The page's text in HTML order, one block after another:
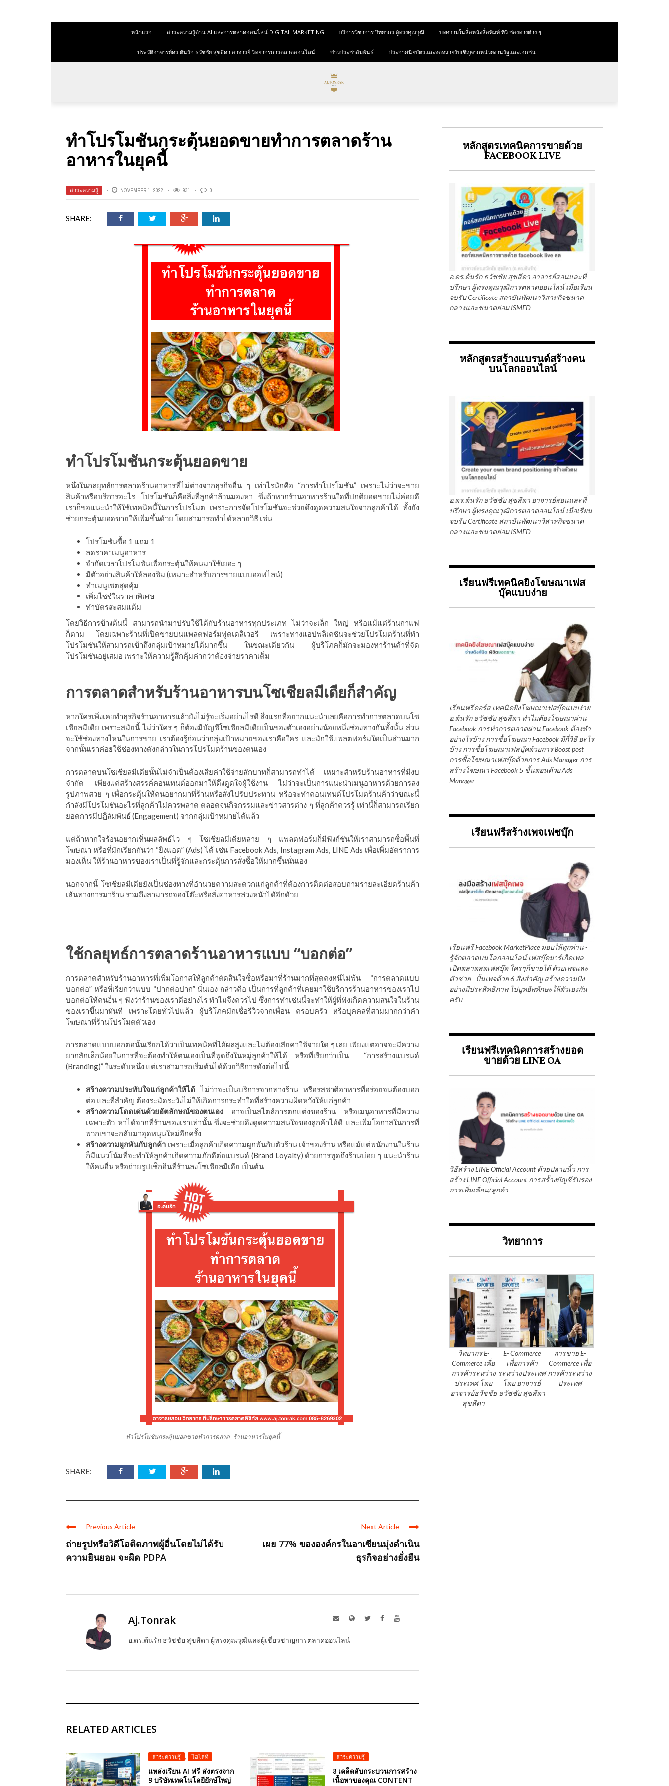
หน้าแรก สาระความรู้ด้าน AI และการตลาดออนไลน์ DIGITAL MARKETING บริการวิชาการ วิทยากร ผู้ทรงคุณวุฒิ บทความในสื่อหนังสื่อพิมพ์ ทีวี ช่องทางต่าง ๆ
ประวัติอาจารย์ดร.ต้นรัก ธวัชชัย สุขสีดา อาจารย์ วิทยากรการตลาดออนไลน์ ข่าวประชาสัมพันธ์ ประกาศนียบัตรและจดหมายรับเชิญจากหน่วยงานรัฐและเอกชน
ทำโปรโมชันกระตุ้นยอดขายทำการตลาดร้าน
อาหารในยุคนี้
สาระความรู้ NOVEMBER 1, 2022 931 0
SHARE:
ทำโปรโมชันกระตุ้นยอดขาย
หนึ่งในกลยุทธ์การตลาดร้านอาหารที่ไม่ต่างจากธุรกิจอื่น ๆ เท่าไรนักคือ “การทำโปรโมชัน” เพราะไม่ว่าจะขาย
สินค้าหรือบริการอะไร โปรโมชันก็คือสิ่งที่ลูกค้าล้วนมองหา ซึ่งถ้าหากร้านอาหารร้านใดที่ปกติยอดขายไม่ค่อยดี
เราก็ขอแนะนำให้ใช้เทคนิคนี้ในการโปรโมต เพราะการจัดโปรโมชันจะช่วยดึงดูดความสนใจจากลูกค้าได้ ทั้งยัง
ช่วยกระตุ้นยอดขายให้เพิ่มขึ้นด้วย โดยสามารถทำได้หลายวิธี เช่น
โปรโมชันซื้อ 1 แถม 1
ลดราคาเมนูอาหาร
จำกัดเวลาโปรโมชันเพื่อกระตุ้นให้คนมาใช้เยอะ ๆ
มีตัวอย่างสินค้าให้ลองชิม (เหมาะสำหรับการขายแบบออฟไลน์)
ทำเมนูเซตสุดคุ้ม
เพิ่มไซซ์ในราคาพิเศษ
ทำบัตรสะสมแต้ม
โดยวิธีการข้างต้นนี้ สามารถนำมาปรับใช้ได้กับร้านอาหารทุกประเภท ไม่ว่าจะเล็ก ใหญ่ หรือแม้แต่ร้านกาแฟ
ก็ตาม โดยเฉพาะร้านที่เปิดขายบนแพลตฟอร์มฟูดเดลิเวอรี เพราะทางแอปพลิเคชันจะช่วยโปรโมตร้านที่ทำ
โปรโมชันให้สามารถเข้าถึงกลุ่มเป้าหมายได้มากขึ้น ในขณะเดียวกัน ผู้บริโภคก็มักจะมองหาร้านค้าที่จัด
โปรโมชันอยู่เสมอ เพราะให้ความรู้สึกคุ้มค่ากว่าต้องจ่ายราคาเต็ม
การตลาดสำหรับร้านอาหารบนโซเชียลมีเดียก็สำคัญ
หากใครเพิ่งเคยทำธุรกิจร้านอาหารแล้วยังไม่รู้จะเริ่มอย่างไรดี สิ่งแรกที่อยากแนะนำเลยคือการทำการตลาดบนโซ
เชียลมีเดีย เพราะสมัยนี้ ไม่ว่าใคร ๆ ก็ต้องมีบัญชีโซเชียลมีเดียเป็นของตัวเองอย่างน้อยหนึ่งช่องทางกันทั้งนั้น ส่วน
จะใช้ช่องทางไหนในการขาย เราต้องรู้ก่อนว่ากลุ่มเป้าหมายของเราคือใคร และมักใช้แพลตฟอร์มใดเป็นส่วนมาก
จากนั้นเราค่อยใช้ช่องทางดังกล่าวในการโปรโมตร้านของตนเอง
การตลาดบนโซเชียลมีเดียนั้นไม่จำเป็นต้องเสียค่าใช้จ่ายสักบาทก็สามารถทำได้ เหมาะสำหรับร้านอาหารที่มีงบ
จำกัด เพียงแค่สร้างสรรค์คอนเทนต์ออกมาให้ดึงดูดใจผู้ใช้งาน ไม่ว่าจะเป็นการแนะนำเมนูอาหารด้วยการลง
รูปภาพสวย ๆ เพื่อกระตุ้นให้คนอยากมาที่ร้านหรือสั่งไปรับประทาน หรือจะทำคอนเทนต์โปรโมตร้านค้าว่าขณะนี้
กำลังมีโปรโมชันอะไรที่ลูกค้าไม่ควรพลาด ตลอดจนกิจกรรมและข่าวสารต่าง ๆ ที่ลูกค้าควรรู้ เท่านี้ก็สามารถเรียก
ยอดการมีปฏิสัมพันธ์ (Engagement) จากกลุ่มเป้าหมายได้แล้ว
แต่ถ้าหากใจร้อนอยากเห็นผลลัพธ์ไว ๆ โซเชียลมีเดียหลาย ๆ แพลตฟอร์มก็มีฟังก์ชันให้เราสามารถซื้อพื้นที่
โฆษณา หรือที่มักเรียกกันว่า “ยิงแอด” (Ads) ได้ เช่น Facebook Ads, Instagram Ads, LINE Ads เพื่อเพิ่มอัตราการ
มองเห็น ให้ร้านอาหารของเราเป็นที่รู้จักและกระตุ้นการสั่งซื้อให้มากขึ้นนั่นเอง
นอกจากนี้ โซเชียลมีเดียยังเป็นช่องทางที่อำนวยความสะดวกแก่ลูกค้าที่ต้องการติดต่อสอบถามรายละเอียดร้านค้า
เส้นทางการมาร้าน รวมถึงสามารถจองโต๊ะหรือสั่งอาหารล่วงหน้าได้อีกด้วย
ใช้กลยุทธ์การตลาดร้านอาหารแบบ “บอกต่อ”
การตลาดสำหรับร้านอาหารที่เพิ่มโอกาสให้ลูกค้าตัดสินใจซื้อหรือมาที่ร้านมากที่สุดคงหนีไม่พ้น “การตลาดแบบ
บอกต่อ” หรือที่เรียกว่าแบบ “ปากต่อปาก” นั่นเอง กล่าวคือ เป็นการที่ลูกค้าที่เคยมาใช้บริการร้านอาหารของเราไป
บอกต่อให้คนอื่น ๆ ฟังว่าร้านของเราดีอย่างไร ทำไมจึงควรไป ซึ่งการทำเช่นนี้จะทำให้ผู้ที่ฟังเกิดความสนใจในร้าน
ของเราขึ้นมาทันที เพราะโดยทั่วไปแล้ว ผู้บริโภคมักเชื่อรีวิวจากเพื่อน ครอบครัว หรือบุคคลที่สามมากกว่าคำ
โฆษณาที่ร้านโปรโมตตัวเอง
การตลาดแบบบอกต่อนั้นเรียกได้ว่าเป็นเทคนิคที่ได้ผลสูงและไม่ต้องเสียค่าใช้จ่ายใด ๆ เลย เพียงแต่อาจจะมีความ
ยากสักเล็กน้อยในการที่จะต้องทำให้ตนเองเป็นที่พูดถึงในหมู่ลูกค้าให้ได้ หรือที่เรียกว่าเป็น “การสร้างแบรนด์
(Branding)” ในระดับหนึ่ง แต่เราสามารถเริ่มต้นได้ด้วยวิธีการดังต่อไปนี้
สร้างความประทับใจแก่ลูกค้าให้ได้ ไม่ว่าจะเป็นบริการจากทางร้าน หรือรสชาติอาหารที่อร่อยจนต้องบอก
ต่อ และที่สำคัญ ต้องระมัดระวังไม่ให้เกิดการกระทำใดที่สร้างความผิดหวังให้แก่ลูกค้า
สร้างความโดดเด่นด้วยอัตลักษณ์ของตนเอง อาจเป็นสไตล์การตกแต่งของร้าน หรือเมนูอาหารที่มีความ
เฉพาะตัว หาได้จากที่ร้านของเราเท่านั้น ซึ่งจะช่วยดึงดูดความสนใจของลูกค้าได้ดี และเพิ่มโอกาสในการที่
พวกเขาจะกลับมาอุดหนุนใหม่อีกครั้ง
สร้างความผูกพันกับลูกค้า เพราะเมื่อลูกค้าเกิดความผูกพันกับตัวร้าน เจ้าของร้าน หรือแม้แต่พนักงานในร้าน
ก็มีแนวโน้มที่จะทำให้ลูกค้าเกิดความภักดีต่อแบรนด์ (Brand Loyalty) ด้วยการพูดถึงร้านบ่อย ๆ แนะนำร้าน
ให้คนอื่น หรือถ่ายรูปเช็กอินที่ร้านลงโซเชียลมีเดีย เป็นต้น
ทำโปรโมชันกระตุ้นยอดขายทำการตลาด ร้านอาหารในยุคนี้
SHARE:
Previous Article
ถ่ายรูปหรือวิดีโอติดภาพผู้อื่นโดยไม่ได้รับ
ความยินยอม จะผิด PDPA
Next Article
เผย 77% ขององค์กรในอาเซียนมุ่งดำเนิน
ธุรกิจอย่างยั่งยืน
Aj.Tonrak
อ.ดร.ต้นรัก ธวัชชัย สุขสีดา ผู้ทรงคุณวุฒิและผู้เชี่ยวชาญการตลาดออนไลน์
RELATED ARTICLES
สาระความรู้ ไฮไลท์
แหล่งเรียน AI ฟรี ส่งตรงจาก
9 บริษัทเทคโนโลยียักษ์ใหญ่
สาระความรู้
8 เคล็ดลับกระบวนการสร้าง
เนื้อหาของคุณ CONTENT
หลักสูตรเทคนิคการขายด้วย
FACEBOOK LIVE
อ.ดร.ต้นรัก ธวัชชัย สุขสีดา อาจารย์สอนและที่
ปรึกษา ผู้ทรงคุณวุฒิการตลาดออนไลน์ เมื่อเรียน
จบรับ Certificate สถาบันพัฒนาวิสาหกิจขนาด
กลางและขนาดย่อม ISMED
หลักสูตรสร้างแบรนด์สร้างคน
บนโลกออนไลน์
อ.ดร.ต้นรัก ธวัชชัย สุขสีดา อาจารย์สอนและที่
ปรึกษา ผู้ทรงคุณวุฒิการตลาดออนไลน์ เมื่อเรียน
จบรับ Certificate สถาบันพัฒนาวิสาหกิจขนาด
กลางและขนาดย่อม ISMED
เรียนฟรีเทคนิคยิงโฆษณาเฟส
บุ๊คแบบง่าย
เรียนฟรีคอร์ส เทคนิคยิงโฆษณาเฟสบุ๊คแบบง่าย
อ.ต้นรัก ธวัชชัย สุขสีดา ทำไมต้องโฆษณาผ่าน
Facebook การทำการตลาดผ่าน Facebook ต้องทำ
อย่างไรบ้าง การซื้อโฆษณา Facebook มีกี่วิธี อะไร
บ้าง การซื้อโฆษณาเฟสบุ๊คด้วยการ Boost post
การซื้อโฆษณาเฟสบุ๊คด้วยการ Ads Manager การ
สร้างโฆษณา Facebook 5 ขั้นตอนด้วย Ads
Manager
เรียนฟรีสร้างเพจเฟซบุ๊ก
เรียนฟรี Facebook MarketPlace มอบให้ทุกท่าน -
รู้จักตลาดบนโลกออนไลน์ เฟสบุ๊คมาร์เก็ตเพล -
เปิดตลาดสดเฟสบุ๊ค ใครๆก็ขายได้ ด้วยเพจและ
ตัวช่วย - ปั้นเพจด้วย 6 สิ่งสำคัญ สร้างความปัง
อย่างมีประสิทธิภาพ ไปบูทอัพทักษะให้ตัวเองกัน
ครับ
เรียนฟรีเทคนิคการสร้างยอด
ขายด้วย LINE OA
วิธีสร้าง LINE Official Account ด้วยปลายนิ้ว การ
สร้าง LINE Official Account การสร้้างบัญชีรับรอง
การเพิ่มเพื่อน/ลูกค้า
วิทยาการ
วิทยากร E-
Commerce เพื่อ
การค้าระหว่าง
ประเทศ โดย
อาจารย์ธวัชชัย
สุขสีดา
E- Commerce
เพื่อการค้า
ระหว่างประเทศ
โดย อาจารย์
ธวัชชัย สุขสีดา
การขาย E-
Commerce เพื่อ
การค้าระหว่าง
ประเทศ